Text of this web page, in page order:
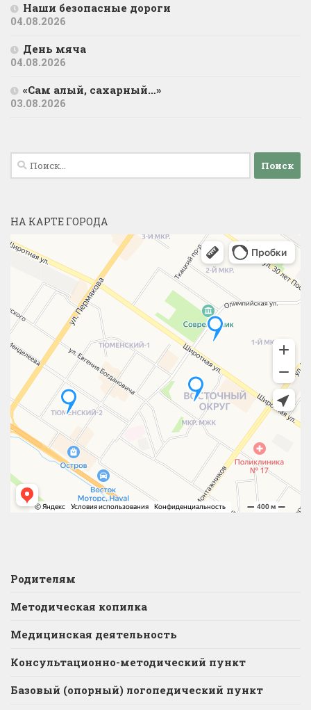
Наши безопасные дороги
04.08.2026
День мяча
04.08.2026
«Сам алый, сахарный…»
03.08.2026
Найти:
НА КАРТЕ ГОРОДА
Родителям
Методическая копилка
Медицинская деятельность
Консультационно-методический пункт
Базовый (опорный) логопедический пункт